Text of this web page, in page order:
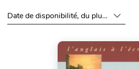
Date de disponibilité, du plus récent au